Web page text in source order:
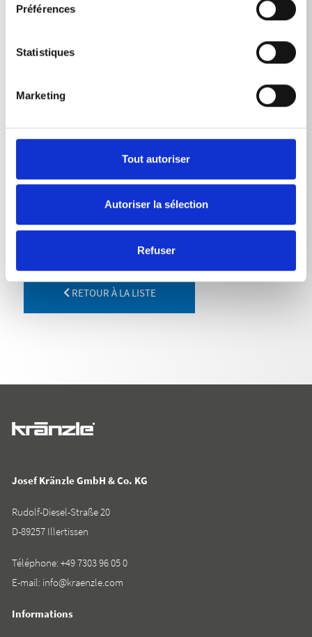
Préférences
Statistiques
Marketing
Tout autoriser
Autoriser la sélection
Refuser
Débit d’eau max.
Lance avec tueur de saleté | 055
RETOUR À LA LISTE
Josef Kränzle GmbH & Co. KG
Rudolf-Diesel-Straße 20
D-89257 Illertissen
Téléphone:+49 7303 96 05 0
E-mail: info@kraenzle.com
Informations